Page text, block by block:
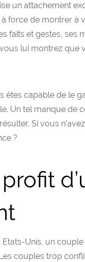
un attachement
force de montrer
faits et gestes,
lui montrez que
êtes capable de le
Un tel manque de
Si vous
?
Unis, un
couples trop